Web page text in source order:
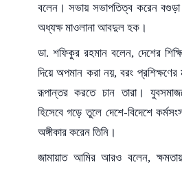
বলেন। সভায় সভাপতিত্ব করেন বগুড়া
অধ্যক্ষ মাওলানা আবদুল হক।
ডা. শফিকুর রহমান বলেন, দেশের
দিয়ে অপমান করা নয়, বরং
রূপান্তর করতে চান তারা।
হিসেবে গড়ে তুলে দেশে-বিদেশে
অঙ্গীকার করেন তিনি।
জামায়াত আমির আরও বলেন,